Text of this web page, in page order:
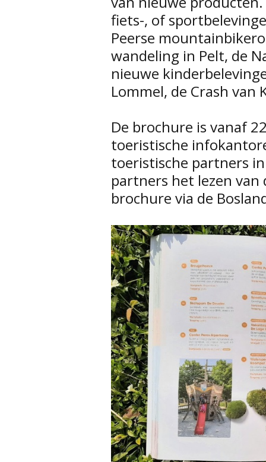
fiets-, of
Peerse
wandeling in Pelt, de
nieuwe
Lommel, de Crash van
De brochure is vanaf
toeristische
toeristische partners
partners het lezen van
brochure via de